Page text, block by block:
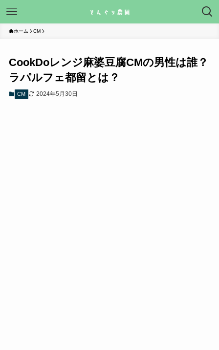
ホーム CM
CookDoレンジ麻婆豆腐CMの男性は誰？
ラパルフェ都留とは？
CM 2024年5月30日